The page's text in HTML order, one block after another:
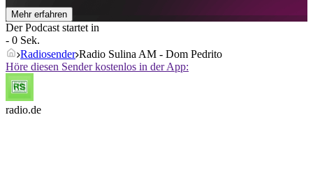
Mehr erfahren
Der Podcast startet in
- 0 Sek.
Radiosender Radio Sulina AM - Dom Pedrito
Höre diesen Sender kostenlos in der App:
radio.de